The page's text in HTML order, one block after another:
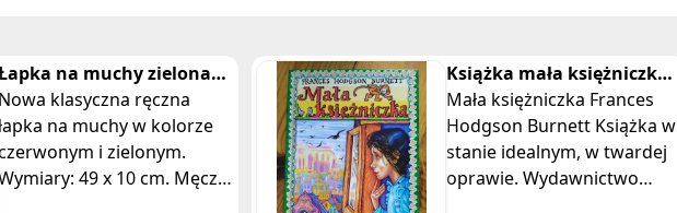
na muchy zielona
klasyczna ręczna
na muchy w kolorze
i zielonym.
49 x 10 cm. Męczą
Książka mała księżniczka
Frances Burnett zielona
sowa
Mała księżniczka Frances
Hodgson Burnett Książka w
stanie idealnym, w twardej
oprawie. Wydawnictwo